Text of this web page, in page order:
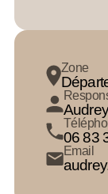
Zone
06 83
Email